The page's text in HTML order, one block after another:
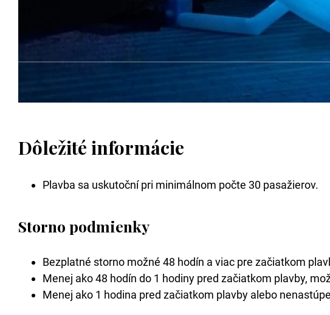
Dôležité informácie
Plavba sa uskutoční pri minimálnom počte 30 pasažierov.
Storno podmienky
Bezplatné storno možné 48 hodín a viac pre začiatkom
Menej ako 48 hodín do 1 hodiny pred začiatkom plavby,
Menej ako 1 hodina pred začiatkom plavby alebo